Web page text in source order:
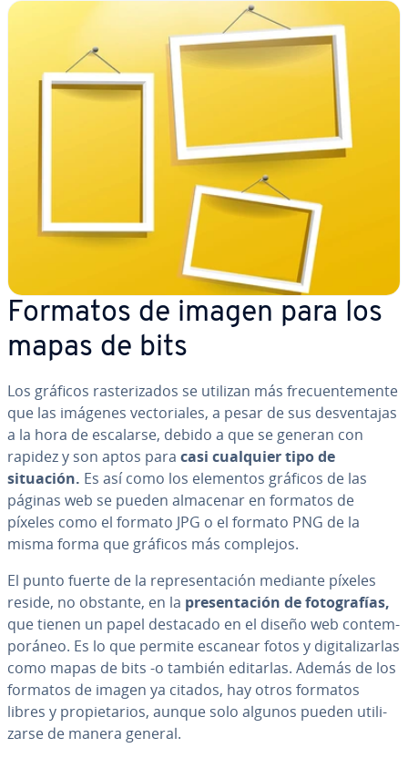
Formatos de imagen para los
mapas de bits
Los gráficos ra­s­te­ri­za­dos se utilizan más fre­cue­n­te­me­n­te
que las imágenes ve­c­to­ria­les, a pesar de sus de­s­ve­n­ta­jas
a la hora de escalarse, debido a que se generan con
rapidez y son aptos para casi cualquier tipo de
situación. Es así como los elementos gráficos de las
páginas web se pueden almacenar en formatos de
píxeles como el formato JPG o el formato PNG de la
misma forma que gráficos más complejos.
El punto fuerte de la re­pre­se­n­ta­ción mediante píxeles
reside, no obstante, en la pre­se­n­ta­ción de fo­to­gra­fías,
que tienen un papel destacado en el diseño web co­n­te­m­
po­rá­neo. Es lo que permite escanear fotos y di­gi­ta­li­zar­las
como mapas de bits -o también editarlas. Además de los
formatos de imagen ya citados, hay otros formatos
libres y pro­pie­ta­rios, aunque solo algunos pueden uti­li­
zar­se de manera general.